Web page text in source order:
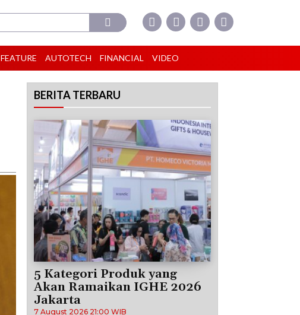
FEATURE AUTOTECH FINANCIAL VIDEO
BERITA TERBARU
5 Kategori Produk yang
Akan Ramaikan IGHE 2026
Jakarta
7 August 2026 21:00 WIB